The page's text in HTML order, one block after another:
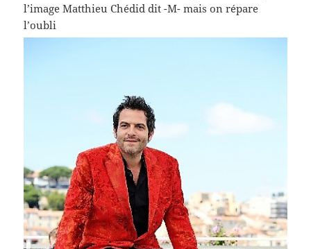
l’image Matthieu Chédid dit -M- mais on répare
l’oubli